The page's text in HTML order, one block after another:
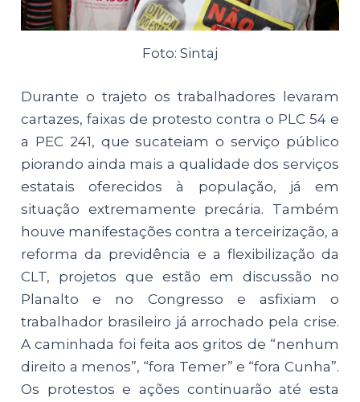
Foto: Sintaj
Durante o trajeto os trabalhadores levaram
cartazes, faixas de protesto contra o PLC 54 e
a PEC 241, que sucateiam o serviço público
piorando ainda mais a qualidade dos serviços
estatais oferecidos à população, já em
situação extremamente precária. Também
houve manifestações contra a terceirização, a
reforma da previdência e a flexibilização da
CLT, projetos que estão em discussão no
Planalto e no Congresso e asfixiam o
trabalhador brasileiro já arrochado pela crise.
A caminhada foi feita aos gritos de “nenhum
direito a menos”, “fora Temer” e “fora Cunha”.
Os protestos e ações continuarão até esta